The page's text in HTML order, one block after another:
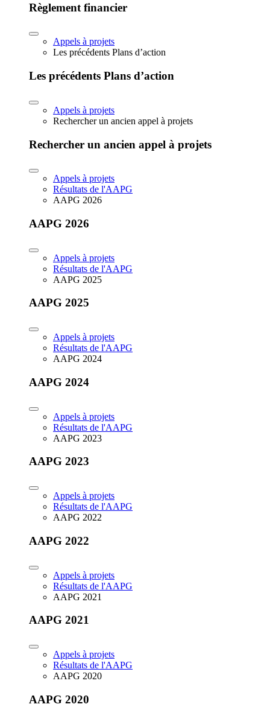
Règlement financier
Appels à projets
Les précédents Plans d’action
Les précédents Plans d’action
Appels à projets
Rechercher un ancien appel à projets
Rechercher un ancien appel à projets
Appels à projets
Résultats de l'AAPG
AAPG 2026
AAPG 2026
Appels à projets
Résultats de l'AAPG
AAPG 2025
AAPG 2025
Appels à projets
Résultats de l'AAPG
AAPG 2024
AAPG 2024
Appels à projets
Résultats de l'AAPG
AAPG 2023
AAPG 2023
Appels à projets
Résultats de l'AAPG
AAPG 2022
AAPG 2022
Appels à projets
Résultats de l'AAPG
AAPG 2021
AAPG 2021
Appels à projets
Résultats de l'AAPG
AAPG 2020
AAPG 2020